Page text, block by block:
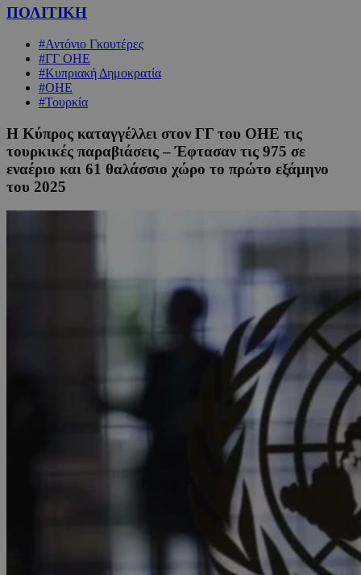
ΠΟΛΙΤΙΚΗ
#Αντόνιο Γκουτέρες
#ΓΓ ΟΗΕ
#Κυπριακή Δημοκρατία
#ΟΗΕ
#Τουρκία
Η Κύπρος καταγγέλλει στον ΓΓ του ΟΗΕ τις
τουρκικές παραβιάσεις – Έφτασαν τις 975 σε
εναέριο και 61 θαλάσσιο χώρο το πρώτο εξάμηνο
του 2025